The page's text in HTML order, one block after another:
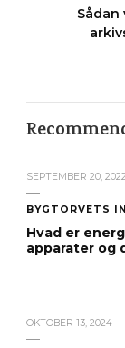
SEPTEMBER 20, 2022
BYGTORVETS
Hvad er
apparater og
OKTOBER 13, 2024